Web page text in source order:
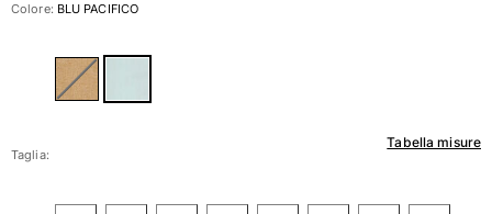
Taglie forti
Vedi tutti i Donna
Colore: BLU PACIFICO
Tabella misure
Taglia: